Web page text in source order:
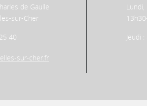
de Gaulle
sur-Cher
40
sur-cher.fr
Jeudi